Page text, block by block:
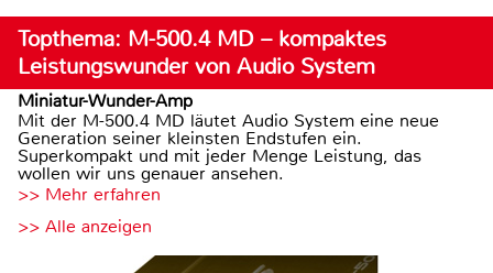
Topthema: M-500.4 MD – kompaktes
Leistungswunder von Audio System
Miniatur-Wunder-Amp
Mit der M-500.4 MD läutet Audio System eine neue
Generation seiner kleinsten Endstufen ein.
Superkompakt und mit jeder Menge Leistung, das
wollen wir uns genauer ansehen.
>> Mehr erfahren
>> Alle anzeigen